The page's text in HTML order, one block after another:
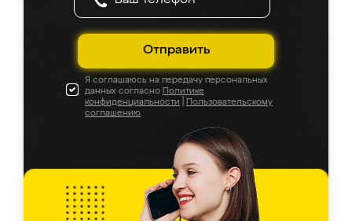
Отправить
Я соглашаюсь на передачу персональных
данных согласно Политике
конфиденциальности
Пользовательскому
соглашению